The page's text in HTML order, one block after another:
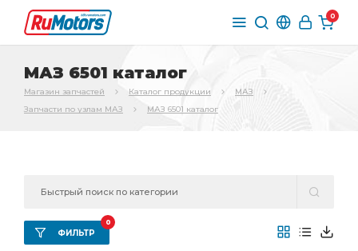
0
МАЗ 6501 каталог
Магазин запчастей Каталог продукции
МАЗ
Запчасти по узлам МАЗ
МАЗ 6501 каталог
ФИЛЬТР
0